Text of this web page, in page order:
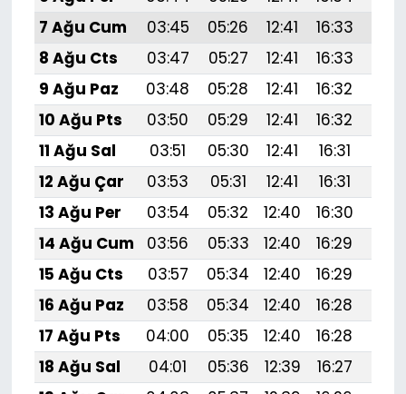
7 Ağu Cum
03:45 05:26 12:41 16:33
8 Ağu Cts
03:47 05:27 12:41 16:33
9 Ağu Paz
03:48 05:28 12:41 16:32
10 Ağu Pts
03:50 05:29 12:41 16:32
11 Ağu Sal
03:51 05:30 12:41 16:31
12 Ağu Çar
03:53 05:31 12:41 16:31
13 Ağu Per
03:54 05:32 12:40 16:30
14 Ağu Cum
03:56 05:33 12:40 16:29
15 Ağu Cts
03:57 05:34 12:40 16:29
16 Ağu Paz
03:58 05:34 12:40 16:28
17 Ağu Pts
04:00 05:35 12:40 16:28
18 Ağu Sal
04:01 05:36 12:39 16:27